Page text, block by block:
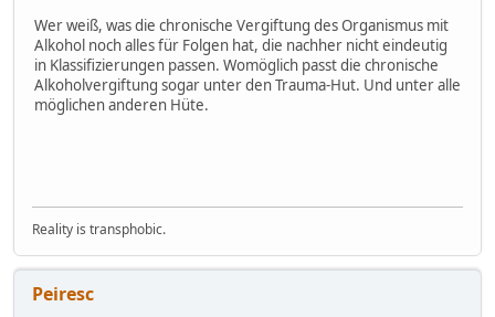
Wer weiß, was die chronische Vergiftung des Organismus mit
Alkohol noch alles für Folgen hat, die nachher nicht eindeutig
in Klassifizierungen passen. Womöglich passt die chronische
Alkoholvergiftung sogar unter den Trauma-Hut. Und unter alle
möglichen anderen Hüte.
Reality is transphobic.
Peiresc